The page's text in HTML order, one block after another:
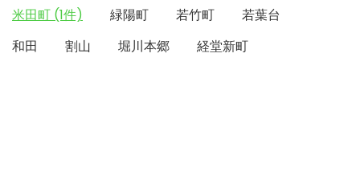
米田町 (1件)
緑陽町 若竹町
若葉台
和田
割山 堀川本郷 経堂新町